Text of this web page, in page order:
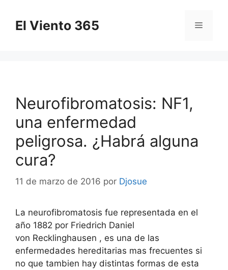
contenido
El Viento 365 Menú
Neurofibromatosis: NF1,
una enfermedad
peligrosa. ¿Habrá alguna
cura?
11 de marzo de 2016 por Djosue
La neurofibromatosis fue representada en el
año 1882 por Friedrich Daniel
von Recklinghausen , es una de las
enfermedades hereditarias mas frecuentes si
no que tambien hay distintas formas de esta